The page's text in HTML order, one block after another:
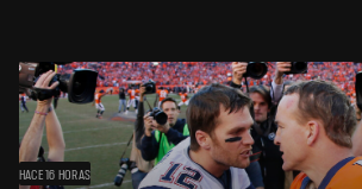
HACE 16 HORAS